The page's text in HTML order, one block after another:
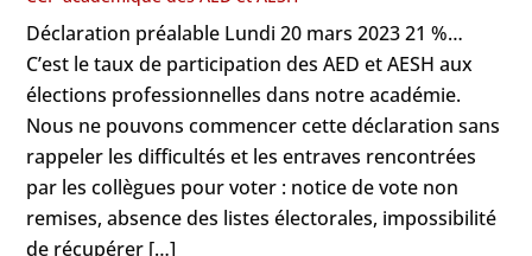
Déclaration préalable Lundi 20 mars 2023 21 %…
C’est le taux de participation des AED et AESH aux
élections professionnelles dans notre académie.
Nous ne pouvons commencer cette déclaration sans
rappeler les difficultés et les entraves rencontrées
par les collègues pour voter : notice de vote non
remises, absence des listes électorales, impossibilité
de récupérer […]